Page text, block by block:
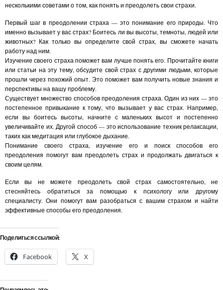
несколькими советами о том, как понять и преодолеть свои страхи.
Первый шаг в преодолении страха — это понимание его природы. Что
именно вызывает у вас страх? Боитесь ли вы высоты, темноты, людей или
животных? Как только вы определите свой страх, вы сможете начать
работу над ним.
Изучение своего страха поможет вам лучше понять его. Прочитайте книги
или статьи на эту тему, обсудите свой страх с другими людьми, которые
прошли через похожий опыт. Это поможет вам получить новые знания и
перспективы на вашу проблему.
Существует множество способов преодоления страха. Один из них — это
постепенное привыкание к тому, что вызывает у вас страх. Например,
если вы боитесь высоты, начните с маленьких высот и постепенно
увеличивайте их. Другой способ — это использование техник релаксации,
таких как медитация или глубокое дыхание.
Понимание своего страха, изучение его и поиск способов его
преодоления помогут вам преодолеть страх и продолжать двигаться к
своим целям.
Если вы не можете преодолеть свой страх самостоятельно, не
стесняйтесь обратиться за помощью к психологу или другому
специалисту. Они помогут вам разобраться с вашим страхом и найти
эффективные способы его преодоления.
Поделиться ссылкой:
Facebook X